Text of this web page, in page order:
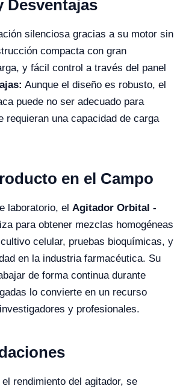
Desventajas
silenciosa gracias a su motor sin
compacta con gran
y fácil control a través del panel
Aunque el diseño es robusto, el
puede no ser adecuado para
requieran una capacidad de carga
en el Campo
laboratorio, el Agitador Orbital -
para obtener mezclas homogéneas
celular, pruebas bioquímicas, y
en la industria farmacéutica. Su
de forma continua durante
lo convierte en un recurso
y profesionales.
rendimiento del agitador, se